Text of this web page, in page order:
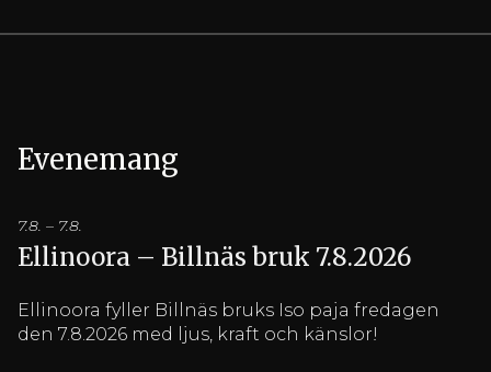
Evenemang
7.8. – 7.8.
Ellinoora – Billnäs bruk 7.8.2026
Ellinoora fyller Billnäs bruks Iso paja fredagen
den 7.8.2026 med ljus, kraft och känslor!